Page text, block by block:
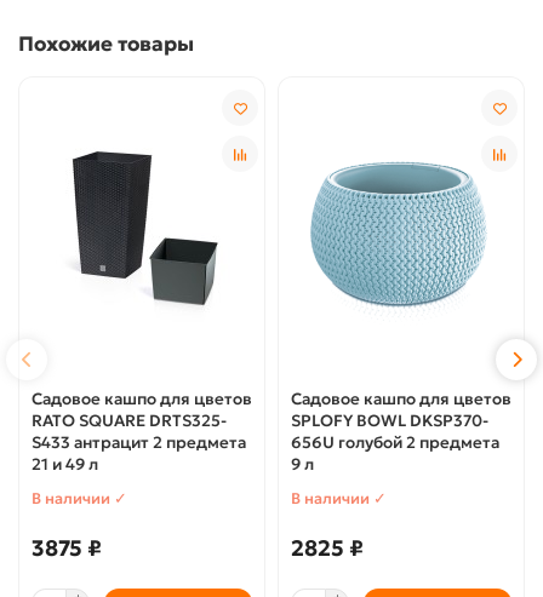
Похожие товары
Садовое кашпо для цветов
RATO SQUARE DRTS325-
S433 антрацит 2 предмета
21 и 49 л
В наличии ✓
3875 ₽
Садовое кашпо для цветов
SPLOFY BOWL DKSP370-
656U голубой 2 предмета
9 л
В наличии ✓
2825 ₽